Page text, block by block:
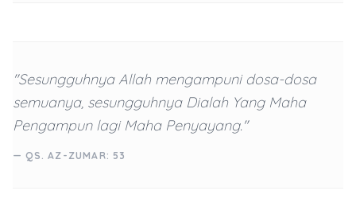
"Sesungguhnya Allah mengampuni dosa-dosa
semuanya, sesungguhnya Dialah Yang Maha
Pengampun lagi Maha Penyayang."
— QS. AZ-ZUMAR: 53